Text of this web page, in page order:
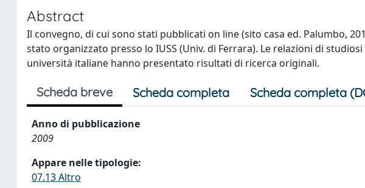
Abstract
Il convegno, di cui sono stati pubblicati on line (sito casa ed. Palumbo,
stato organizzato presso lo IUSS (Univ. di Ferrara). Le relazioni di
università italiane hanno presentato risultati di ricerca originali.
Scheda breve Scheda completa Scheda completa
Anno di pubblicazione
2009
Appare nelle tipologie:
07.13 Altro